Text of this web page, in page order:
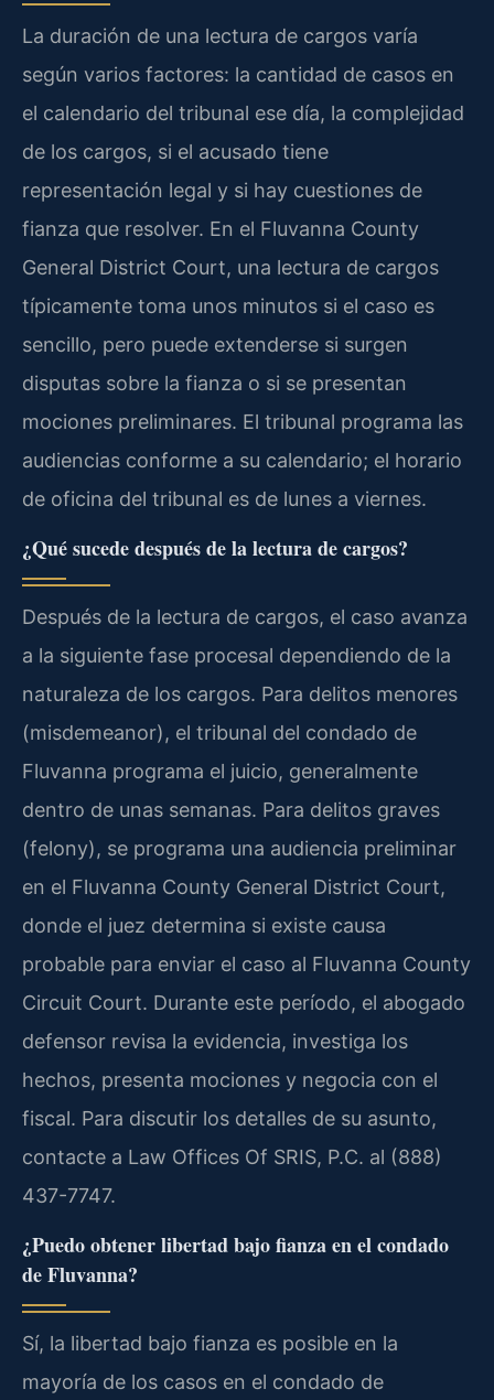
La duración de una lectura de cargos varía
según varios factores: la cantidad de casos en
el calendario del tribunal ese día, la complejidad
de los cargos, si el acusado tiene
representación legal y si hay cuestiones de
fianza que resolver. En el Fluvanna County
General District Court, una lectura de cargos
típicamente toma unos minutos si el caso es
sencillo, pero puede extenderse si surgen
disputas sobre la fianza o si se presentan
mociones preliminares. El tribunal programa las
audiencias conforme a su calendario; el horario
de oficina del tribunal es de lunes a viernes.
¿Qué sucede después de la lectura de cargos?
Después de la lectura de cargos, el caso avanza
a la siguiente fase procesal dependiendo de la
naturaleza de los cargos. Para delitos menores
(misdemeanor), el tribunal del condado de
Fluvanna programa el juicio, generalmente
dentro de unas semanas. Para delitos graves
(felony), se programa una audiencia preliminar
en el Fluvanna County General District Court,
donde el juez determina si existe causa
probable para enviar el caso al Fluvanna County
Circuit Court. Durante este período, el abogado
defensor revisa la evidencia, investiga los
hechos, presenta mociones y negocia con el
fiscal. Para discutir los detalles de su asunto,
contacte a Law Offices Of SRIS, P.C. al (888)
437-7747.
¿Puedo obtener libertad bajo fianza en el condado
de Fluvanna?
Sí, la libertad bajo fianza es posible en la
mayoría de los casos en el condado de